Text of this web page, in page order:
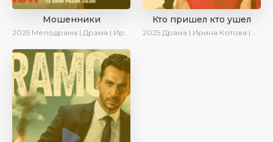
Мошенники
2025 Мелодрама | Драма | Ирина Котова | AlisaDirilis | Новинки | Сериалы 2025
Кто пришел кто ушел
2025 Драма | Ирина Котова | Новинки | Сериалы 2025